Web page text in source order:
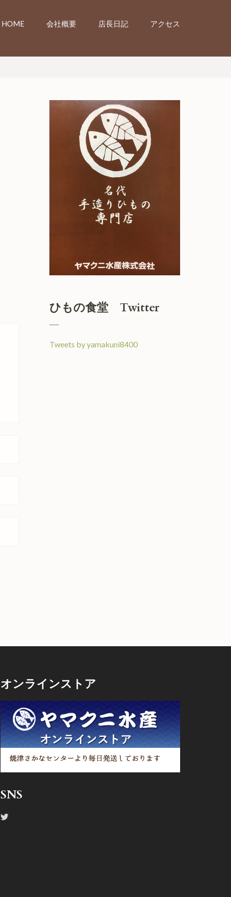
HOME 会社概要 店長日記 アクセス
ひもの食堂 Twitter
Tweets by yamakuni8400
オンラインストア
SNS